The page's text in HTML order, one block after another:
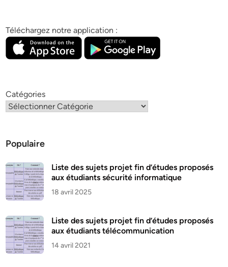
Téléchargez notre application :
Catégories
Populaire
Liste des sujets projet fin d’études proposés
aux étudiants sécurité informatique
18 avril 2025
Liste des sujets projet fin d’études proposés
aux étudiants télécommunication
14 avril 2021